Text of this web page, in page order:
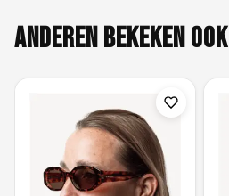
Anderen bekeken ook